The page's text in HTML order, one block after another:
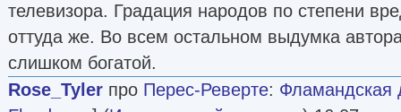
телевизора. Градация народов по степени
оттуда же. Во всем остальном выдумка
слишком богатой.
Rose_Tyler про Перес-Реверте: Фламандская